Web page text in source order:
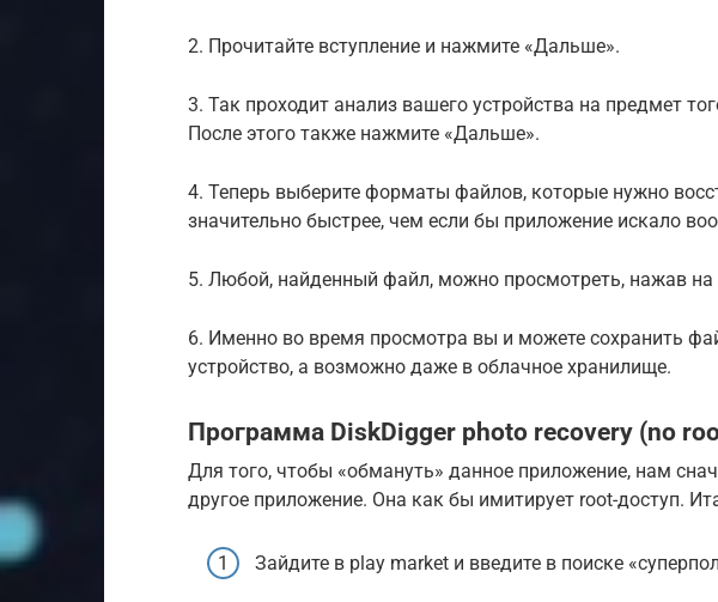
2. Прочитайте вступление и нажмите «Дальше».
3. Так проходит анализ вашего устройства на предмет
После этого также нажмите «Дальше».
4. Теперь выберите форматы файлов, которые нужно
значительно быстрее, чем если бы приложение искало
5. Любой, найденный файл, можно просмотреть, нажав на
6. Именно во время просмотра вы и можете сохранить
устройство, а возможно даже в облачное хранилище.
Программа DiskDigger photo recovery (no
Для того, чтобы «обмануть» данное приложение, нам
другое приложение. Она как бы имитирует root-доступ.
Зайдите в play market и введите в поиске